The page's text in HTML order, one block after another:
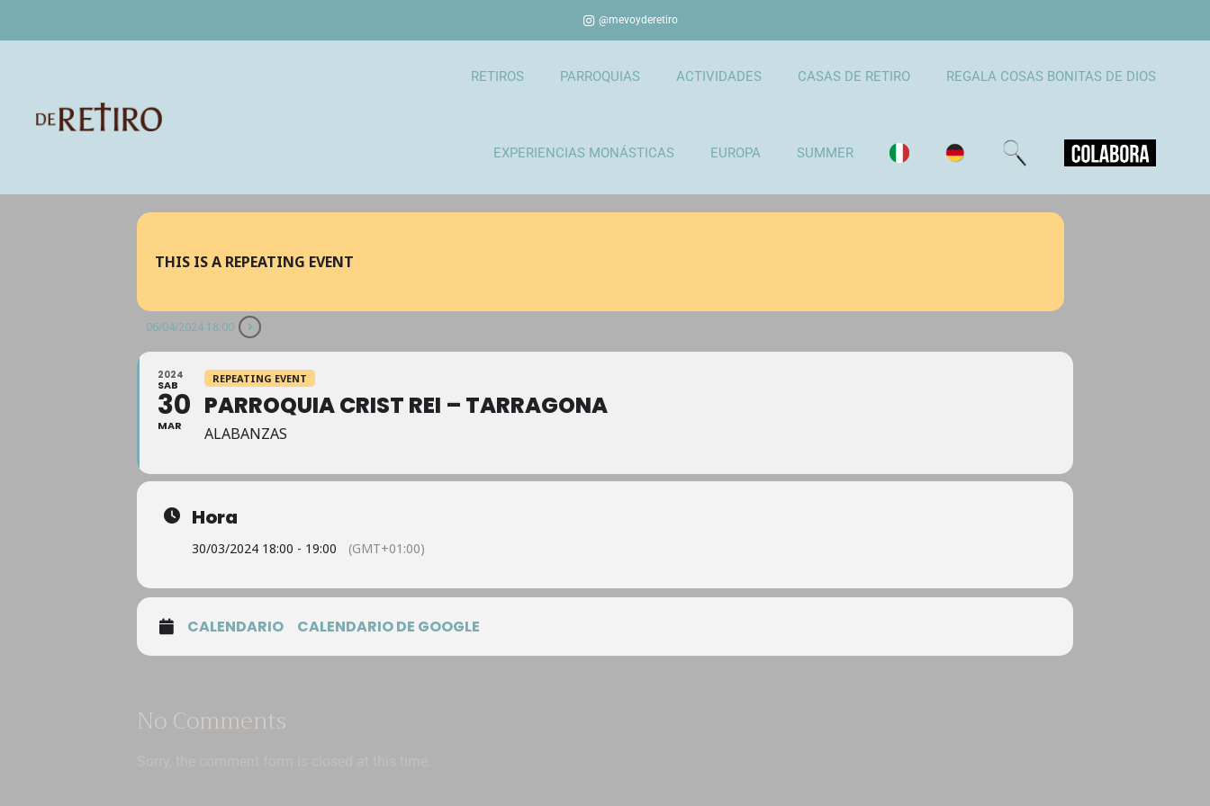
@mevoyderetiro
RETIROS PARROQUIAS ACTIVIDADES CASAS DE RETIRO REGALA COSAS BONITAS DE DIOS
EXPERIENCIAS MONÁSTICAS EUROPA SUMMER
THIS IS A REPEATING EVENT
06/04/2024 18:00
2024
SAB
30
MAR
REPEATING EVENT
PARROQUIA CRIST REI – TARRAGONA
ALABANZAS
Hora
30/03/2024 18:00 - 19:00 (GMT+01:00)
CALENDARIO CALENDARIO DE GOOGLE
No Comments